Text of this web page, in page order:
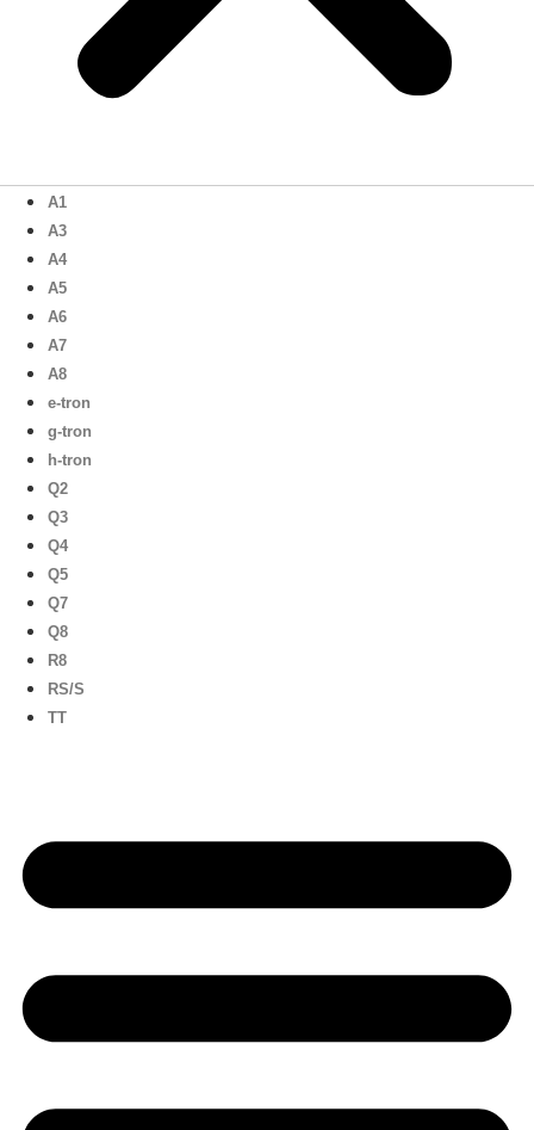
A1
A3
A4
A5
A6
A7
A8
e-tron
g-tron
h-tron
Q2
Q3
Q4
Q5
Q7
Q8
R8
RS/S
TT